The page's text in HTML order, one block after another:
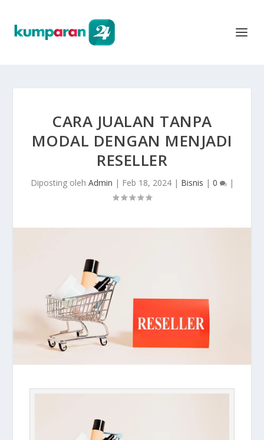
CARA JUALAN TANPA
MODAL DENGAN MENJADI
RESELLER
Diposting oleh Admin | Feb 18, 2024| Bisnis | 0 |